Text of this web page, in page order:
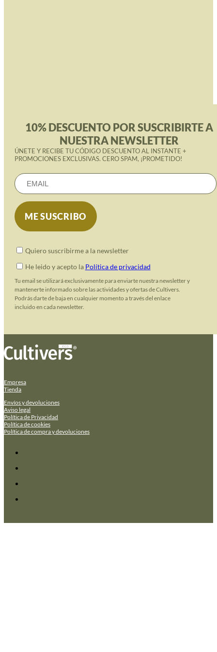
10% DESCUENTO POR SUSCRIBIRTE A
NUESTRA NEWSLETTER
ÚNETE Y RECIBE TU CÓDIGO DESCUENTO AL INSTANTE +
PROMOCIONES EXCLUSIVAS. CERO SPAM, ¡PROMETIDO!
Quiero suscribirme a la newsletter
He leido y acepto la Política de privacidad
Tu email se utilizará exclusivamente para enviarte nuestra newsletter y
mantenerte informado sobre las actividades y ofertas de Cultivers.
Podrás darte de baja en cualquier momento a través del enlace
incluido en cada newsletter.
Empresa
Tienda
Envíos y devoluciones
Aviso legal
Política de Privacidad
Política de cookies
Política de compra y devoluciones